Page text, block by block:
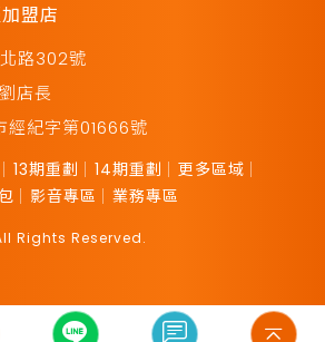
盟店
路302號
店長
經紀字第01666號
13期重劃 14期重劃
更多區域
影音專區 業務專區
Rights Reserved.